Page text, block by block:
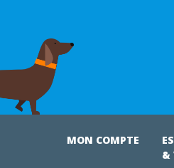
MON COMPTE
&